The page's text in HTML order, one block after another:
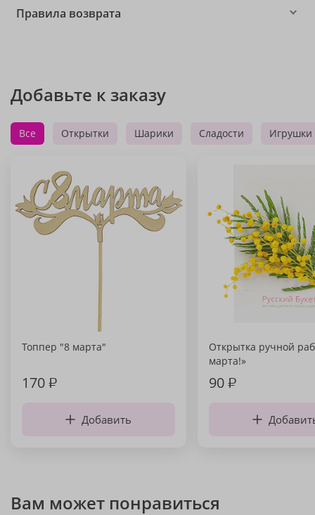
Правила возврата
Добавьте к заказу
Все Открытки Шарики Сладости Игрушки
Топпер "8 марта"
170₽
Добавить
Открытка ручной
марта!»
90₽
Вам может понравиться